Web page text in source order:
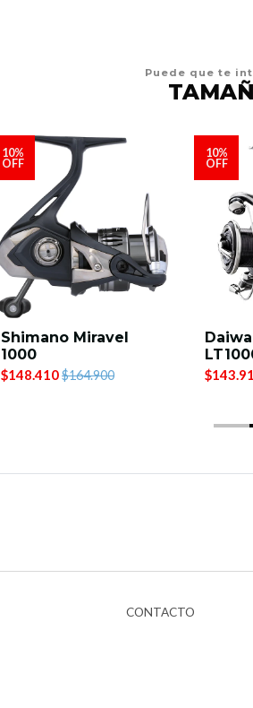
Puede que te
10%
OFF
Shimano Miravel
1000
$148.410$164.900
10%
OFF
CONTACTO